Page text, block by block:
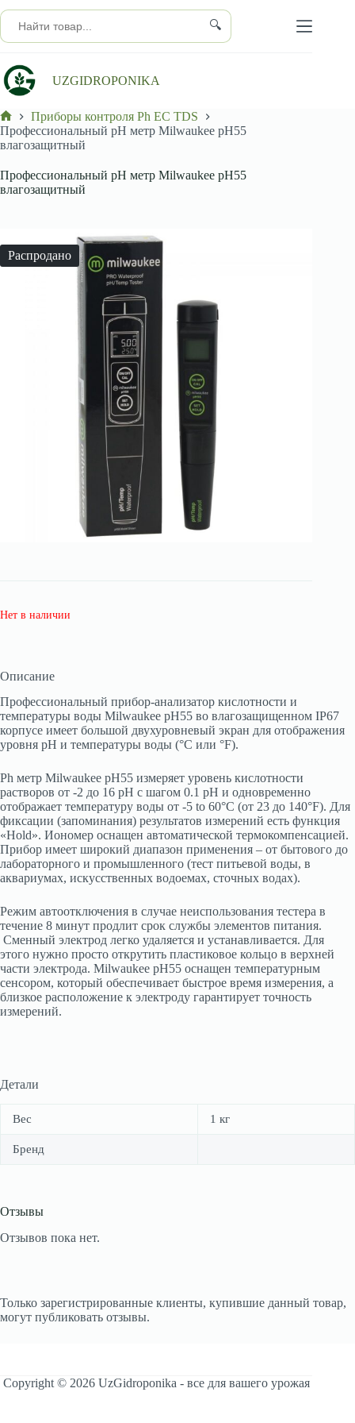
к
сути
🔍
UZGIDROPONIKA
Главная
Приборы контроля Ph EC TDS
Профессиональный pH метр Milwaukee pH55
влагозащитный
Профессиональный pH метр Milwaukee pH55
влагозащитный
Распродано
Нет в наличии
Описание
Профессиональный прибор-анализатор кислотности и
температуры воды Milwaukee pH55 во влагозащищенном IP67
корпусе имеет большой двухуровневый экран для отображения
уровня pH и температуры воды (°C или °F).
Ph метр Milwaukee pH55 измеряет уровень кислотности
растворов от -2 до 16 pH с шагом 0.1 pH и одновременно
отображает температуру воды от -5 to 60°C (от 23 до 140°F). Для
фиксации (запоминания) результатов измерений есть функция
«Hold». Иономер оснащен автоматической термокомпенсацией.
Прибор имеет широкий диапазон применения – от бытового до
лабораторного и промышленного (тест питьевой воды, в
аквариумах, искусственных водоемах, сточных водах).
Режим автоотключения в случае неиспользования тестера в
течение 8 минут продлит срок службы элементов питания.
Сменный электрод легко удаляется и устанавливается. Для
этого нужно просто открутить пластиковое кольцо в верхней
чаcти электрода. Milwaukee pH55 оснащен температурным
сенсором, который обеспечивает быстрое время измерения, а
близкое расположение к электроду гарантирует точность
измерений.
Детали
Вес 1 кг
Бренд
Отзывы
Отзывов пока нет.
Только зарегистрированные клиенты, купившие данный товар,
могут публиковать отзывы.
Copyright © 2026 UzGidroponika - все для вашего урожая